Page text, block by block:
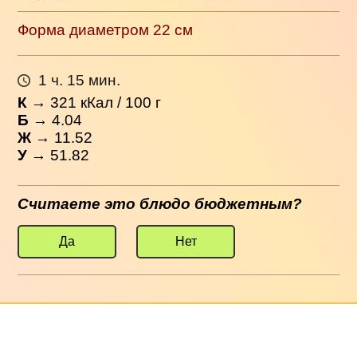
Форма диаметром 22 см
1 ч. 15 мин.
К →321 кКал / 100 г
Б → 4.04
Ж → 11.52
У → 51.82
Считаете это блюдо бюджетным?
Да Нет